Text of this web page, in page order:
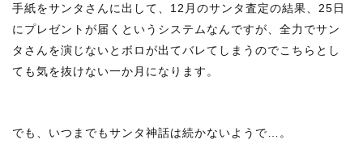
手紙をサンタさんに出して、12月のサンタ査定の結果、25日
にプレゼントが届くというシステムなんですが、全力でサン
タさんを演じないとボロが出てバレてしまうのでこちらとし
ても気を抜けない一か月になります。
でも、いつまでもサンタ神話は続かないようで…。